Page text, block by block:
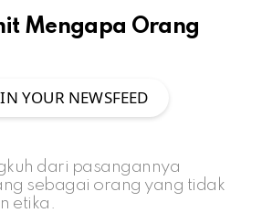
Mengapa Orang
YOUR NEWSFEED
dari pasangannya
sebagai orang yang tidak
etika.